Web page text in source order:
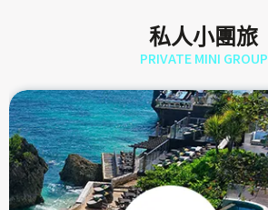
私人小團旅
PRIVATE MINI GROUP